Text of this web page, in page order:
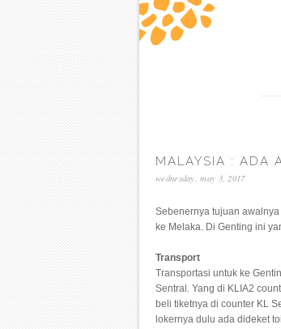
MALAYSIA : ADA
wednesday, may 3, 2017
Sebenernya tujuan awalnya
ke Melaka. Di Genting ini
Transport
Transportasi untuk ke
Sentral. Yang di KLIA2
beli tiketnya di counter KL
lokernya dulu ada dideket